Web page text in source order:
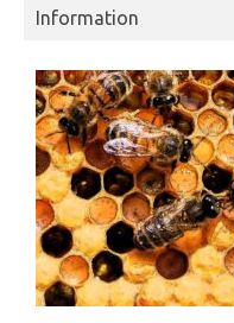
Information